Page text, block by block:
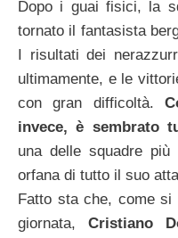
Dopo i guai fisici, la
tornato il fantasista
I risultati dei
ultimamente, e le
con gran difficoltà.
invece, è sembrato
una delle squadre
orfana di tutto il suo
Fatto sta che, come
giornata, Cristiano